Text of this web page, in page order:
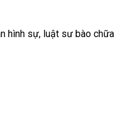
hình sự, luật sư bào chữa